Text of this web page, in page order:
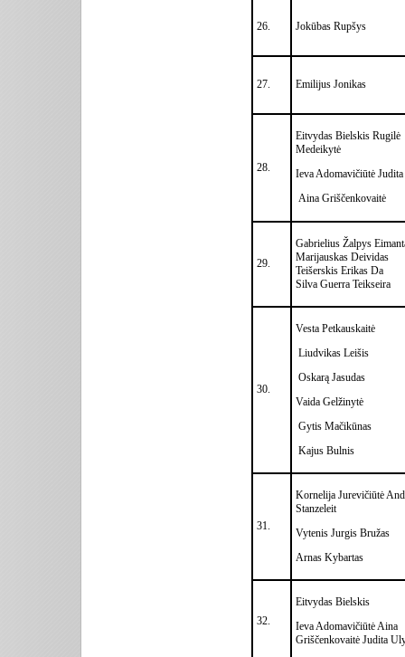
26. Jokūbas Rupšys
27. Emilijus Jonikas
28.
Eitvydas Bielskis Rugilė
Medeikytė
Ieva Adomavičiūtė
Aina Griščenkovaitė
29.
Gabrielius Žalpys
Marijauskas Deividas
Teišerskis Erikas Da
Silva Guerra Teikseira
30.
Vesta Petkauskaitė
Liudvikas Leišis
Oskarą Jasudas
Vaida Gelžinytė
Gytis Mačikūnas
Kajus Bulnis
31.
Kornelija Jurevičiūtė
Stanzeleit
Vytenis Jurgis Bružas
Arnas Kybartas
32.
Eitvydas Bielskis
Ieva Adomavičiūtė Aina
Griščenkovaitė Judita